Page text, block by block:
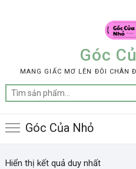
Góc
MANG GIẤC MƠ LÊN ĐÔI CHÂN
Góc Của Nhỏ
Hiển thị kết quả duy nhất